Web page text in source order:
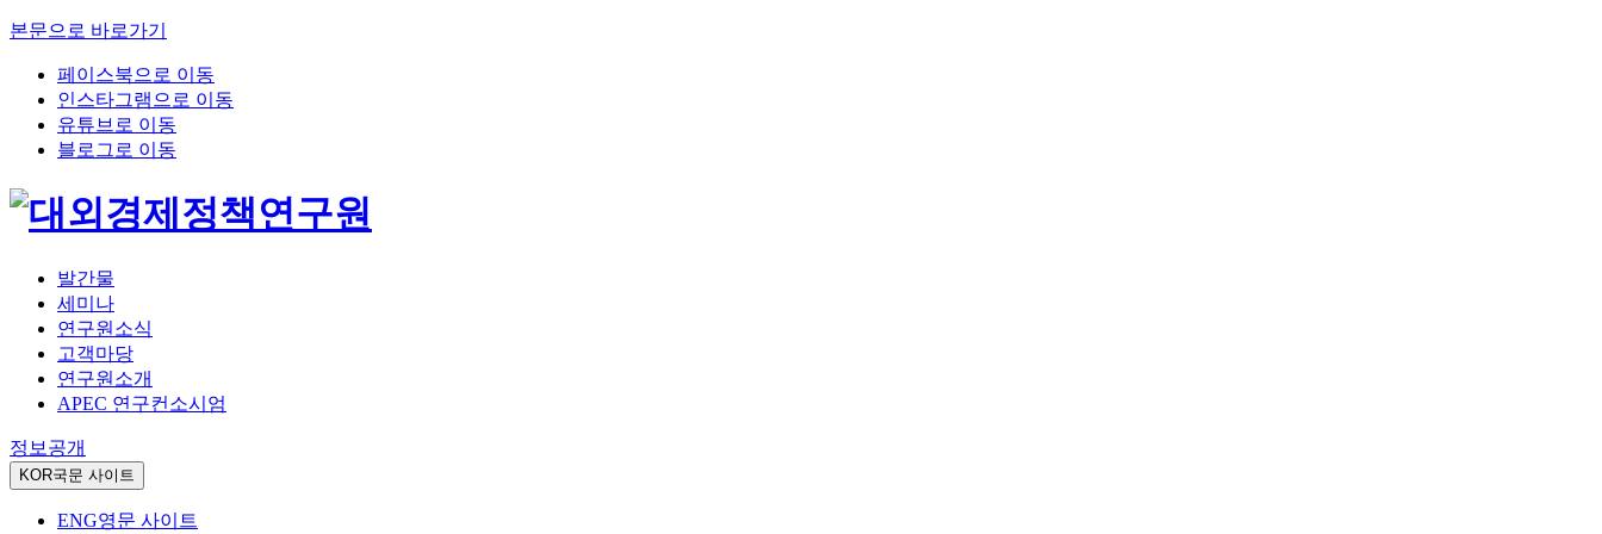
본문으로 바로가기
페이스북으로 이동
인스타그램으로 이동
유튜브로 이동
블로그로 이동
발간물
세미나
연구원소식
고객마당
연구원소개
APEC 연구컨소시엄
정보공개
KOR국문 사이트
ENG영문 사이트